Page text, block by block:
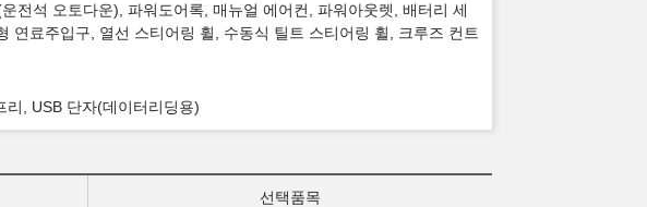
전석 오토다운), 파워도어록, 매뉴얼 에어컨, 파워아웃렛, 배터리 세
료주입구, 열선 스티어링 휠, 수동식 틸트 스티어링 휠, 크루즈 컨트
, USB 단자(데이터리딩용)
선택품목